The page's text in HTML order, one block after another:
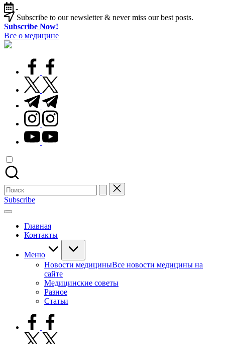
Перейти
к
содержимому
-
Subscribe to our newsletter & never miss our best posts.
Subscribe Now!
Все о медицине
Лечитесь
facebook.com
twitter.com
t.me
instagram.com
youtube.com
Поиск
для:
Subscribe
Главная
Контакты
Меню
Новости медициныВсе новости медицины на
сайте
Медицинские советы
Разное
Статьи
facebook.com
twitter.com